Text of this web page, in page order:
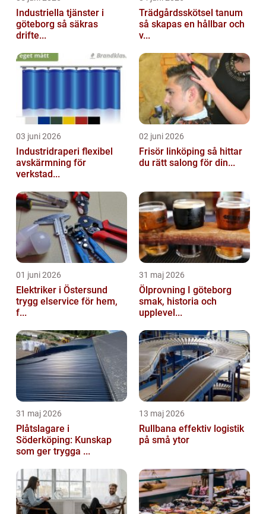
Industriella tjänster i
göteborg så säkras
drifte...
Trädgårdsskötsel tanum
så skapas en hållbar och
v...
03 juni 2026
Industridraperi flexibel
avskärmning för
verkstad...
02 juni 2026
Frisör linköping så hittar
du rätt salong för din...
01 juni 2026
Elektriker i Östersund
trygg elservice för hem,
f...
31 maj 2026
Ölprovning I göteborg
smak, historia och
upplevel...
31 maj 2026
Plåtslagare i
Söderköping: Kunskap
som ger trygga ...
13 maj 2026
Rullbana effektiv logistik
på små ytor